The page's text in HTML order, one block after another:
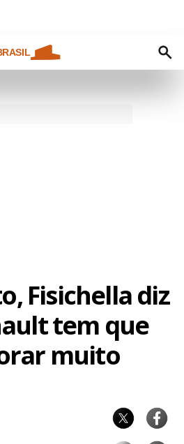
Fisichella diz
tem que
muito